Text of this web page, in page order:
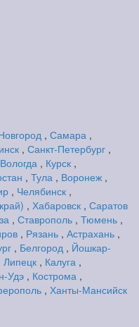
, Самара ,
, Санкт-Петербург ,
Вологда , Курск ,
, Тула , Воронеж ,
, Челябинск ,
, Хабаровск , Саратов
, Ставрополь , Тюмень ,
, Рязань , Астрахань ,
, Белгород , Йошкар-
Липецк , Калуга ,
Удэ , Кострома ,
, Ханты-Мансийск